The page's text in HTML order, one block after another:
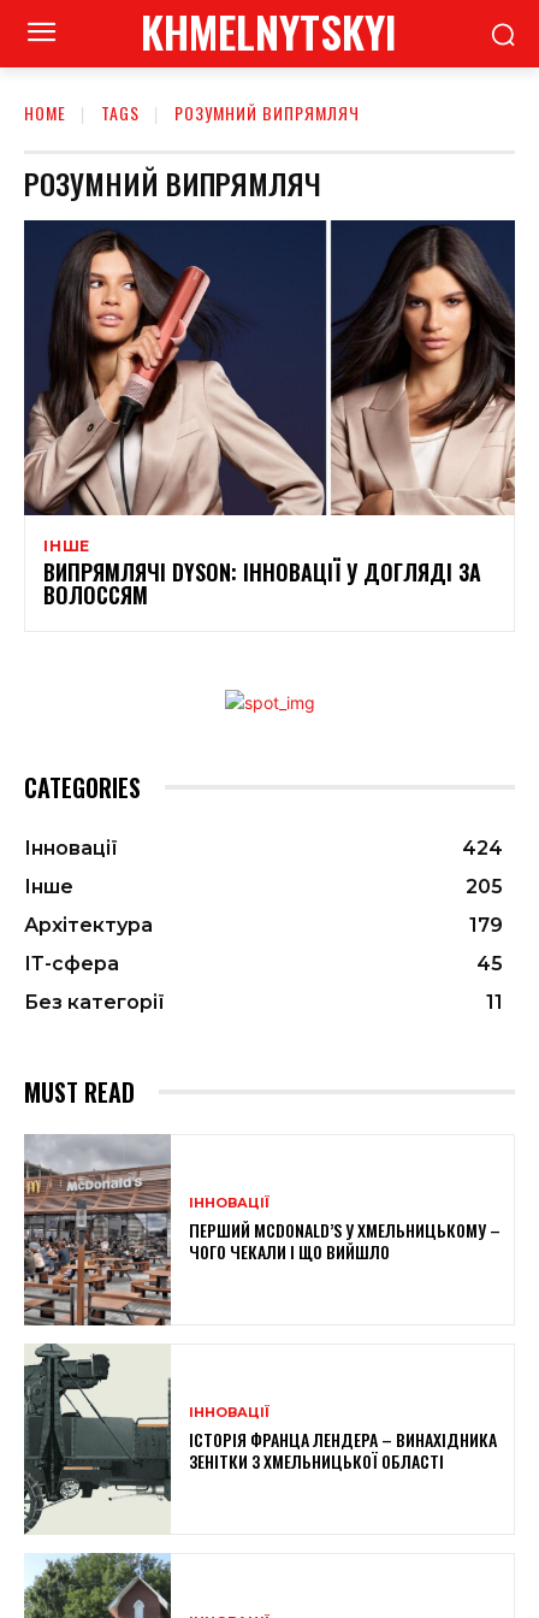
KHMELNYTSKYI
HOME TAGS РОЗУМНИЙ ВИПРЯМЛЯЧ
РОЗУМНИЙ ВИПРЯМЛЯЧ
ІНШЕ
ВИПРЯМЛЯЧІ DYSON: ІННОВАЦІЇ У ДОГЛЯДІ ЗА
ВОЛОССЯМ
CATEGORIES
Інновації
424
Інше
205
Архітектура
179
ІТ-сфера
45
Без категорії
11
MUST READ
ІННОВАЦІЇ
ПЕРШИЙ MCDONALD’S У ХМЕЛЬНИЦЬКОМУ –
ЧОГО ЧЕКАЛИ І ЩО ВИЙШЛО
ІННОВАЦІЇ
ІСТОРІЯ ФРАНЦА ЛЕНДЕРА – ВИНАХІДНИКА
ЗЕНІТКИ З ХМЕЛЬНИЦЬКОЇ ОБЛАСТІ